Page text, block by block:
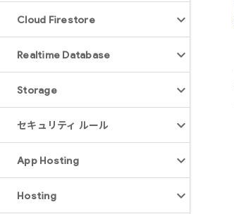
Cloud Firestore
Realtime Database
Storage
セキュリティ ルール
App Hosting
Hosting